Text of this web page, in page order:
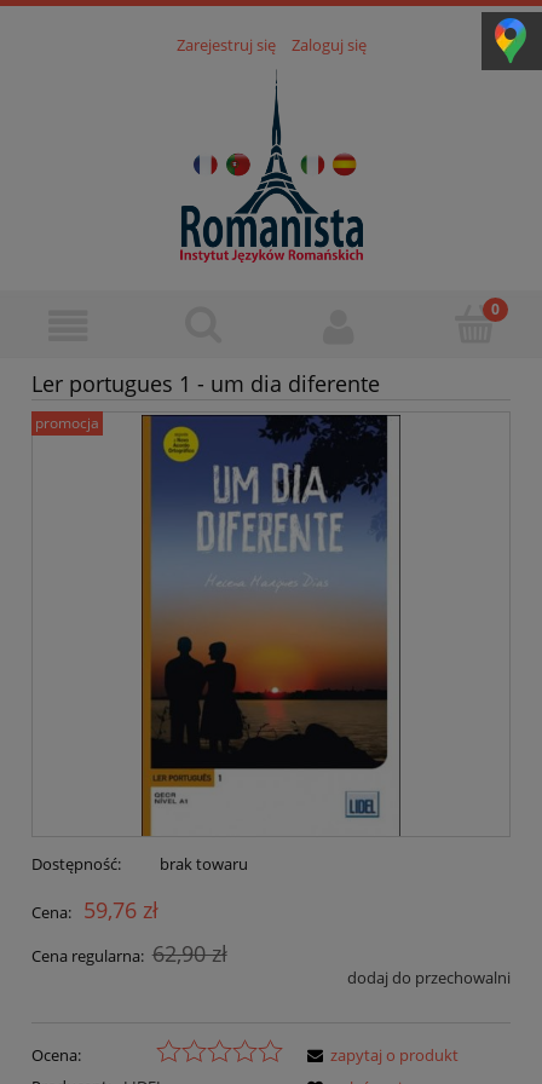
Zarejestruj się Zaloguj się
Ler portugues 1 - um dia diferente
promocja
Dostępność: brak towaru
Cena: 59,76 zł
Cena regularna: 62,90 zł
dodaj do przechowalni
Ocena:
zapytaj o produkt